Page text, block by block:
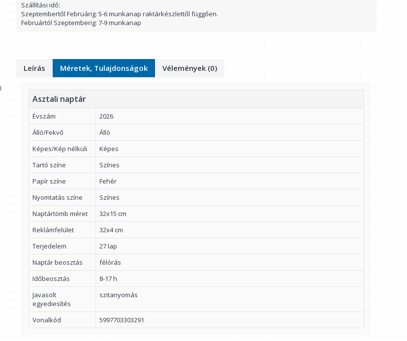
Szállítási idő:
Szeptembertől Februárig: 5-6 munkanap raktárkészlettől függően.
Februártól Szeptemberig: 7-9 munkanap
Leírás Méretek, Tulajdonságok Vélemények (0)
Asztali naptár
Évszám
2026
Álló/Fekvő
Álló
Képes/Kép nélküli
Képes
Tartó színe
Színes
Papír színe
Fehér
Nyomtatás színe
Színes
Naptártömb méret
32x15 cm
Reklámfelület
32x4 cm
Terjedelem
27 lap
Naptár beosztás
félórás
Időbeosztás
8-17 h
Javasolt
egyediesítés
szitanyomás
Vonalkód 5997703303291